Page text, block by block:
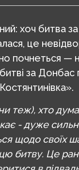
хоч битва
це
почнеться —
за Донбас
теж), хто
- дуже
щодо своїх
битву. Це